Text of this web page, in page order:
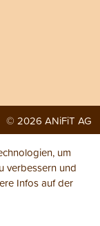
© 2026 ANiFiT AG
um
verbessern und
Infos auf der